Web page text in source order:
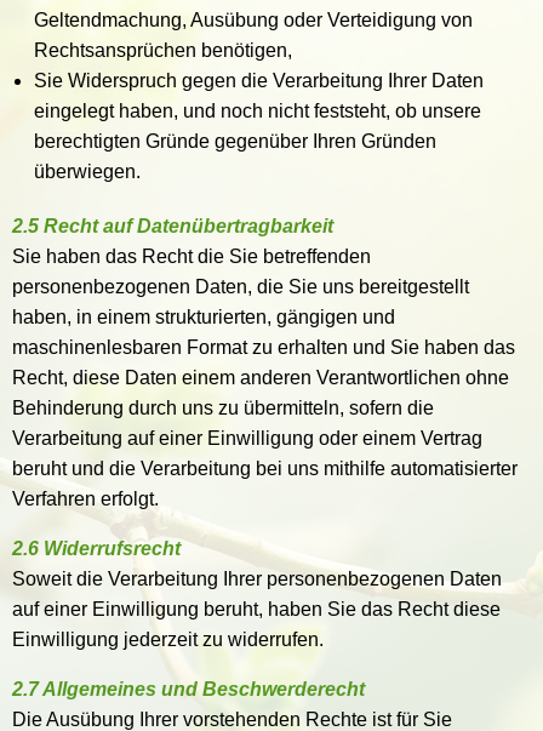
Geltendmachung, Ausübung oder Verteidigung von
Rechtsansprüchen benötigen,
Sie Widerspruch gegen die Verarbeitung Ihrer Daten
eingelegt haben, und noch nicht feststeht, ob unsere
berechtigten Gründe gegenüber Ihren Gründen
überwiegen.
2.5 Recht auf Datenübertragbarkeit
Sie haben das Recht die Sie betreffenden
personenbezogenen Daten, die Sie uns bereitgestellt
haben, in einem strukturierten, gängigen und
maschinenlesbaren Format zu erhalten und Sie haben das
Recht, diese Daten einem anderen Verantwortlichen ohne
Behinderung durch uns zu übermitteln, sofern die
Verarbeitung auf einer Einwilligung oder einem Vertrag
beruht und die Verarbeitung bei uns mithilfe automatisierter
Verfahren erfolgt.
2.6 Widerrufsrecht
Soweit die Verarbeitung Ihrer personenbezogenen Daten
auf einer Einwilligung beruht, haben Sie das Recht diese
Einwilligung jederzeit zu widerrufen.
2.7 Allgemeines und Beschwerderecht
Die Ausübung Ihrer vorstehenden Rechte ist für Sie